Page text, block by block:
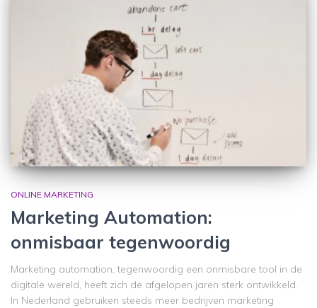
ONLINE MARKETING
Marketing Automation:
onmisbaar tegenwoordig
Marketing automation, tegenwoordig een onmisbare tool in de
digitale wereld, heeft zich de afgelopen jaren sterk ontwikkeld.
In Nederland gebruiken steeds meer bedrijven marketing